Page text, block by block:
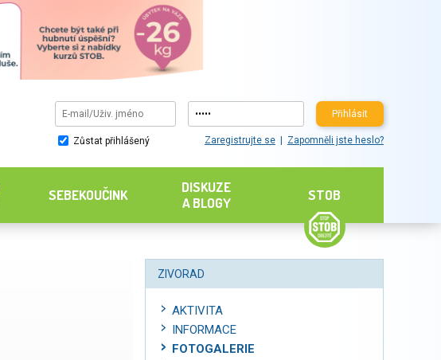
Přihlásit
Zůstat přihlášený Zaregistrujte se Zapomněli jste heslo?
SEBEKOUČINK
DISKUZE
A BLOGY
STOB
ZIVORAD
AKTIVITA
INFORMACE
FOTOGALERIE